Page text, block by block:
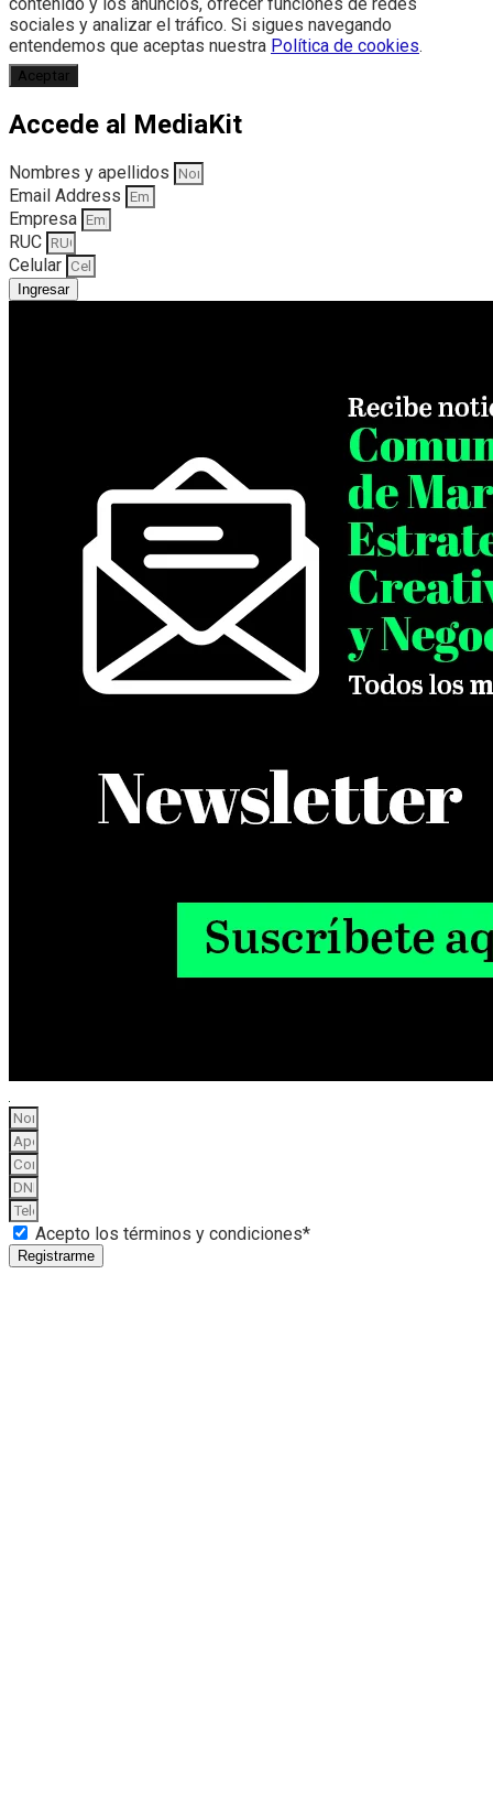
sociales y analizar el tráfico. Si sigues navegando
entendemos que aceptas nuestra Política de cookies.
Aceptar
Accede al MediaKit
Nombres y apellidos
Email Address
Empresa
RUC
Celular
Ingresar
Acepto los términos y condiciones*
Registrarme